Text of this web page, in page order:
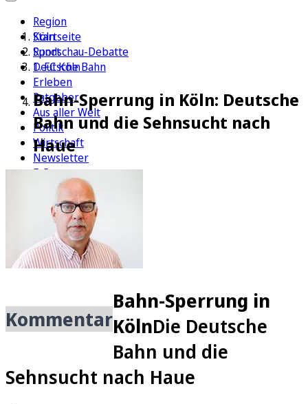
Region
Köln
Sport
1. FC Köln
Erleben
Ratgeber
Aus aller Welt
Politik
Wirtschaft
Newsletter
E-Paper
Startseite
Rundschau-Debatte
Deutsche Bahn
Bahn-Sperrung in Köln: Deutsche
Bahn und die Sehnsucht nach
Haue
Kommentar
Bahn-Sperrung in
KölnDie Deutsche
Bahn und die
Sehnsucht nach Haue